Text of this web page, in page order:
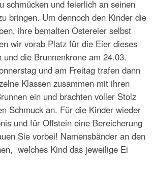
schmücken und feierlich an seinen
bringen. Um dennoch den Kinder die
ihre bemalten Ostereier selbst
wir vorab Platz für die Eier dieses
und die Brunnenkrone am 24.03.
und am Freitag trafen dann
Klassen zusammen mit ihren
ein und brachten voller Stolz
Schmuck an. Für die Kinder wieder
und für Offstein eine Bereicherung
Sie vorbei! Namensbänder an den
welches Kind das jeweilige Ei